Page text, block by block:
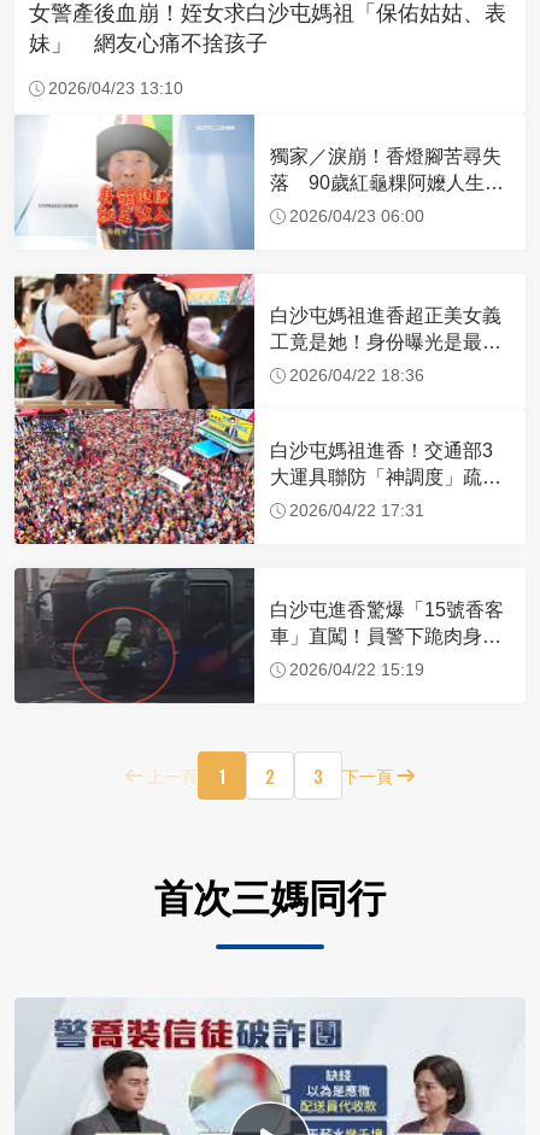
女警產後血崩！姪女求白沙屯媽祖「保佑姑姑、表
妹」 網友心痛不捨孩子
2026/04/23 13:10
獨家／淚崩！香燈腳苦尋失
落 90歲紅龜粿阿嬤人生謝
幕2026/04/23 06:00
白沙屯媽祖進香超正美女義
工竟是她！身份曝光是最美
禮生 一輩子不結婚
2026/04/22 18:36
白沙屯媽祖進香！交通部3
大運具聯防「神調度」疏運
32.1萬創新高
2026/04/22 17:31
白沙屯進香驚爆「15號香客
車」直闖！員警下跪肉身擋
車：讓行人先過
2026/04/22 15:19
上一頁 1 2 3 下一頁
首次三媽同行